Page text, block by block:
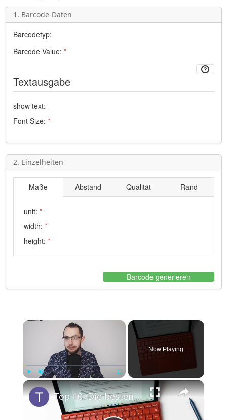
1. Barcode-Daten
Barcodetyp:
Barcode Value: *
Textausgabe
show text:
Font Size: *
2. Einzelheiten
Maße Abstand Qualität Rand
unit: *
width: *
height: *
Barcode generieren
×
Play Unmute
Now Playing
×
Top 10: Die besten Tablets mit Tastatur | 2020 Edition